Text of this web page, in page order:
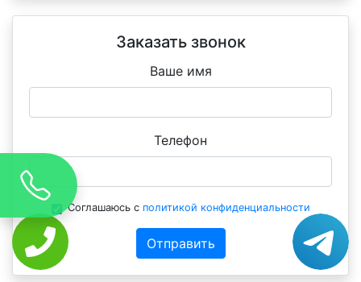
Заказать звонок
Ваше имя
Телефон
Соглашаюсь с политикой конфиденциальности
Отправить